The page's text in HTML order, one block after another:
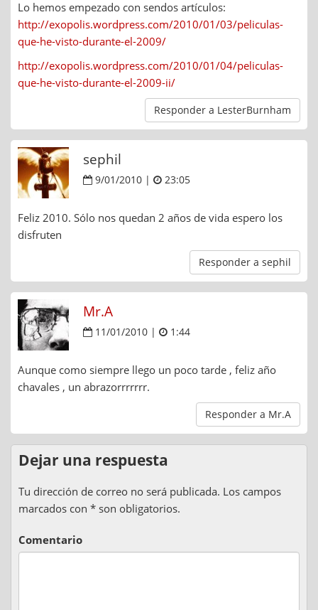
Lo hemos empezado con sendos artículos:
http://exopolis.wordpress.com/2010/01/03/peliculas-
que-he-visto-durante-el-2009/
http://exopolis.wordpress.com/2010/01/04/peliculas-
que-he-visto-durante-el-2009-ii/
Responder a LesterBurnham
sephil
9/01/2010 | 23:05
Feliz 2010. Sólo nos quedan 2 años de vida espero los
disfruten
Responder a sephil
Mr.A
11/01/2010 | 1:44
Aunque como siempre llego un poco tarde , feliz año
chavales , un abrazorrrrrrr.
Responder a Mr.A
Dejar una respuesta
Tu dirección de correo no será publicada. Los campos
marcados con * son obligatorios.
Comentario